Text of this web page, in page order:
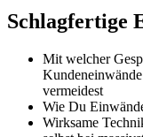
Schlagfertige
Mit welcher
vermeidest
Wie Du
Wirksame